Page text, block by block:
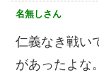
名無しさん
仁義なき戦い
があったよな。